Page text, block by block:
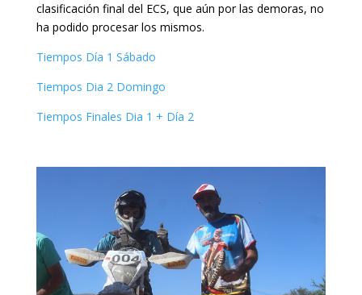
clasificación final del ECS, que aún por las demoras, no
ha podido procesar los mismos.
Tiempos Día 1 Sábado
Tiempos Dia 2 Domingo
Tiempos Finales Dia 1 + Día 2